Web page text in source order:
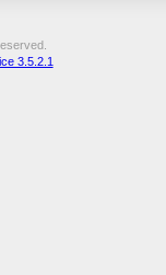
3.5.2.1